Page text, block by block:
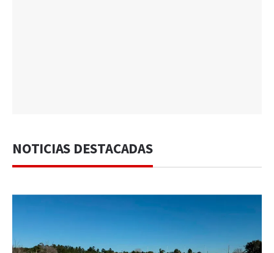
NOTICIAS DESTACADAS